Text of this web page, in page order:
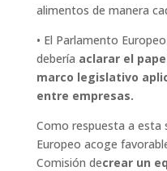
alimentos de manera
• El Parlamento
debería aclarar el
marco legislativo
entre empresas.
Como respuesta a esta
Europeo acoge
Comisión decrear un